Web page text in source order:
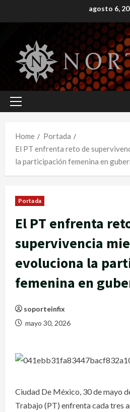
to
agosto 6,
Primary
Home
Portada
El PT enfrenta reto de
la participación femenina en
Portada
El PT enfrenta
supervivencia
evoluciona la
femenina en
soporteinfix
mayo 30, 2026
Ciudad De México, 30 de mayo
Trabajo (PT) enfrenta cada tres